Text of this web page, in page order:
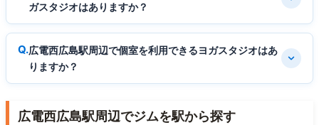
ガスタジオはありますか？
広電西広島駅周辺で個室を利用できるヨガスタジオはあ
りますか？
広電西広島駅周辺でジムを駅から探す